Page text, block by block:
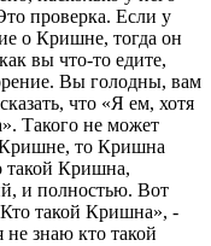
проверка. Если у
о Кришне, тогда он
вы что-то едите,
Вы голодны, вам
что «Я ем, хотя
Такого не может
то Кришна
такой Кришна,
и полностью. Вот
такой Кришна», -
знаю кто такой